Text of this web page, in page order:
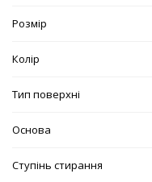
Розмір
Колір
Тип поверхні
Основа
Ступінь стирання